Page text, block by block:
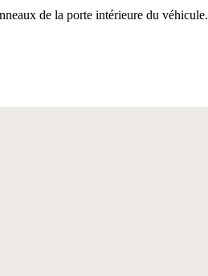
de la porte intérieure du véhicule.